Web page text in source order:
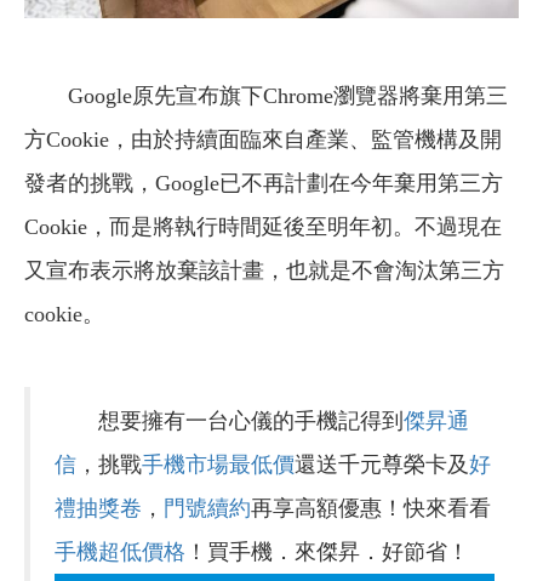
Google原先宣布旗下Chrome瀏覽器將棄用第三
方Cookie，由於持續面臨來自產業、監管機構及開
發者的挑戰，Google已不再計劃在今年棄用第三方
Cookie，而是將執行時間延後至明年初。不過現在
又宣布表示將放棄該計畫，也就是不會淘汰第三方
cookie。
想要擁有一台心儀的手機記得到 傑昇通
信 ，挑戰手機市場最低價還送千元尊榮卡及好
禮抽獎卷 ， 門號續約再享高額優惠！快來看看
手機超低價格 ！買手機．來傑昇．好節省！